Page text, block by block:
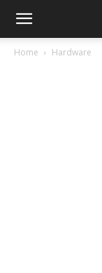
Home Hardware